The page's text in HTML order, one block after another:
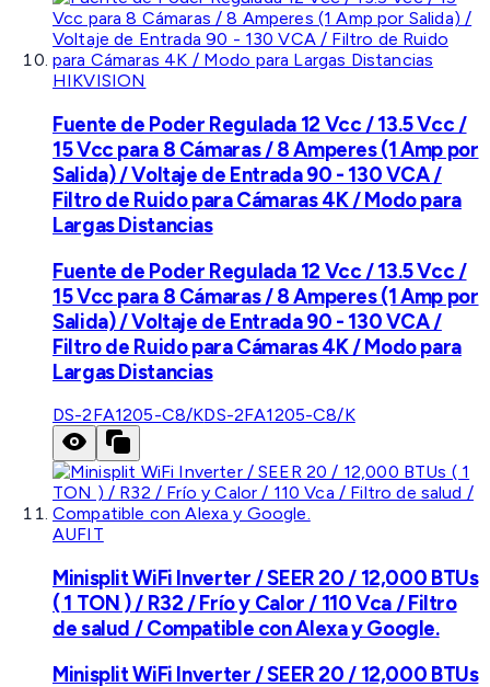
HIKVISION
Fuente de Poder Regulada 12 Vcc / 13.5 Vcc /
15 Vcc para 8 Cámaras / 8 Amperes (1 Amp por
Salida) / Voltaje de Entrada 90 - 130 VCA /
Filtro de Ruido para Cámaras 4K / Modo para
Largas Distancias
Fuente de Poder Regulada 12 Vcc / 13.5 Vcc /
15 Vcc para 8 Cámaras / 8 Amperes (1 Amp por
Salida) / Voltaje de Entrada 90 - 130 VCA /
Filtro de Ruido para Cámaras 4K / Modo para
Largas Distancias
DS-2FA1205-C8/KDS-2FA1205-C8/K
AUFIT
Minisplit WiFi Inverter / SEER 20 / 12,000 BTUs
( 1 TON ) / R32 / Frío y Calor / 110 Vca / Filtro
de salud / Compatible con Alexa y Google.
Minisplit WiFi Inverter / SEER 20 / 12,000 BTUs